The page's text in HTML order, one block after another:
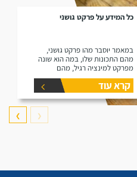
כל המידע על פרקט גושני
במאמר יוסבר מהו פרקט גושני,
מהם התכונות שלו, במה הוא שונה
מפרקט למינציה רגיל, מהם
היתרונות שלו ומהם החסרונות שלו.
קרא עוד
❮
❯